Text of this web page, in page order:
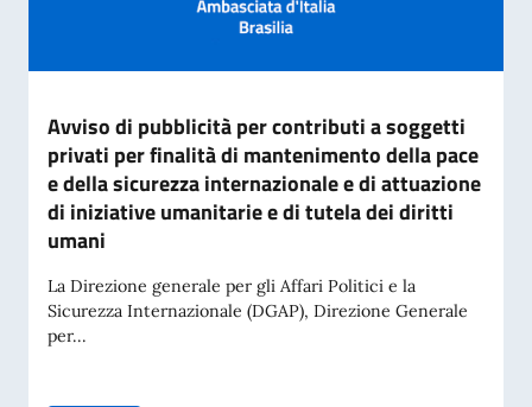
Avviso di pubblicità per contributi a soggetti
privati per finalità di mantenimento della pace
e della sicurezza internazionale e di attuazione
di iniziative umanitarie e di tutela dei diritti
umani
La Direzione generale per gli Affari Politici e la
Sicurezza Internazionale (DGAP), Direzione Generale
per...